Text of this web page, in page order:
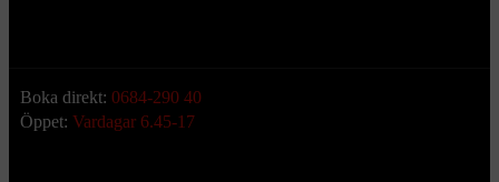
Boka direkt: 0684-290 40
Öppet: Vardagar 6.45-17